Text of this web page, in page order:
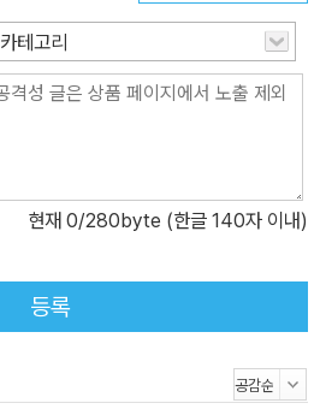
카테고리
현재 0/280byte (한글 140자 이내)
등록